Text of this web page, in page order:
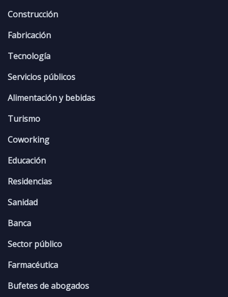
Construcción
Fabricación
Tecnología
Servicios públicos
Alimentación y bebidas
Turismo
Coworking
Educación
Residencias
Sanidad
Banca
Sector público
Farmacéutica
Bufetes de abogados